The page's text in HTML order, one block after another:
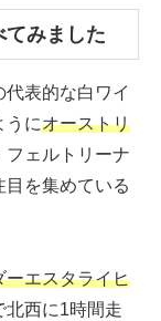
てみました
表的な白ワイ
うにオーストリ
フェルトリーナ
を集めている
ーエスタライヒ
北西に1時間走